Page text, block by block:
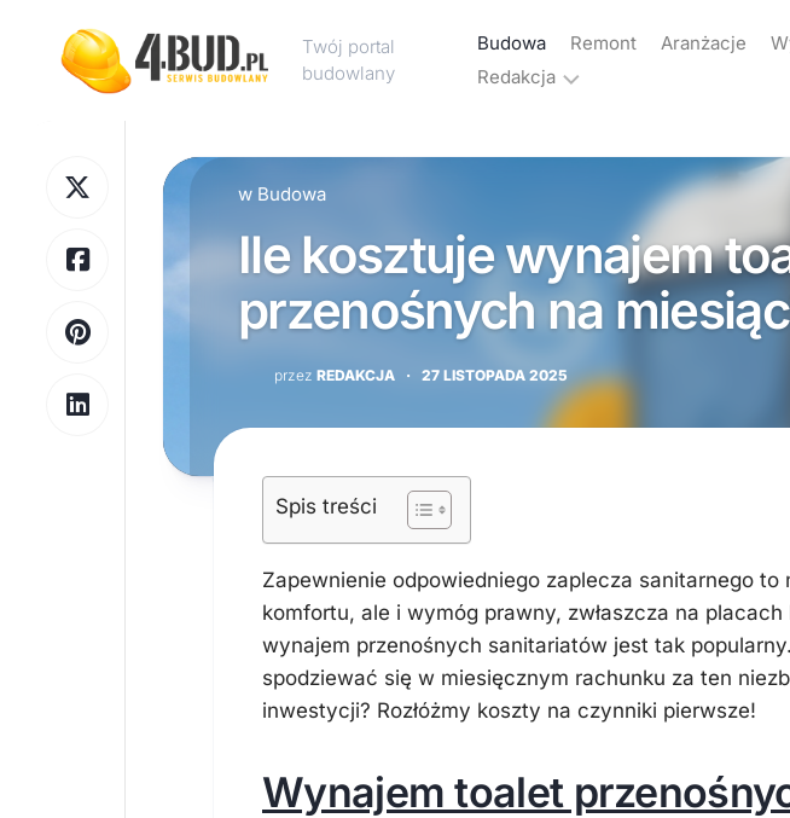
content
Twój portal
budowlany
Budowa Remont Aranżacje
Redakcja
Reklama
Polityka
prywatności
w Budowa
Ile kosztuje wynajem
przenośnych na
przez REDAKCJA · 27 LISTOPADA 2025
Spis treści
Zapewnienie odpowiedniego zaplecza sanitarnego to
komfortu, ale i wymóg prawny, zwłaszcza na placach
wynajem przenośnych sanitariatów jest tak
spodziewać się w miesięcznym rachunku za ten
inwestycji? Rozłóżmy koszty na czynniki pierwsze!
Wynajem toalet